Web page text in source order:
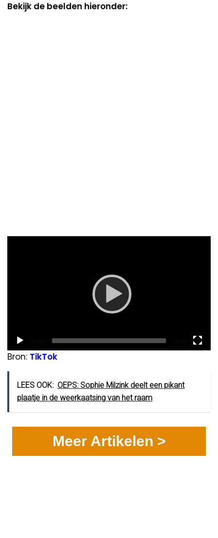
Bekijk de beelden hieronder:
duration
Bron: TikTok
LEES OOK: OEPS: Sophie Milzink deelt een pikant
plaatje in de weerkaatsing van het raam
Meer Artikelen >